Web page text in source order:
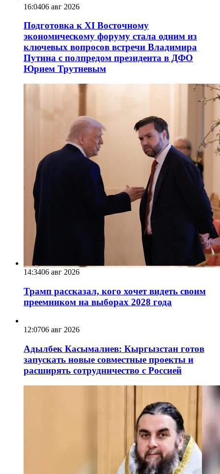
16:0406 авг 2026
Подготовка к XI Восточному
экономическому форуму стала одним из
ключевых вопросов встречи Владимира
Путина с полпредом президента в ДФО
Юрием Трутневым
14:3406 авг 2026
Трамп рассказал, кого хочет видеть своим
преемником на выборах 2028 года
12:0706 авг 2026
Адылбек Касымалиев: Кыргызстан готов
запускать новые совместные проекты и
расширять сотрудничество с Россией